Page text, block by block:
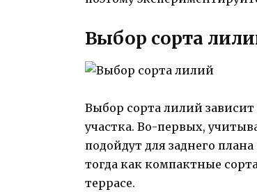
Выбор сорта
Выбор сорта лилий
участка. Во-первых,
подойдут для заднего
тогда как компактные
террасе.